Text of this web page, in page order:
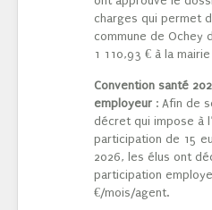
charges qui permet
commune de Ochey
1 110,93 € à la
Convention santé
employeur : Afin de
décret qui impose à
participation de 15
2026, les élus ont
participation
€/mois/agent.